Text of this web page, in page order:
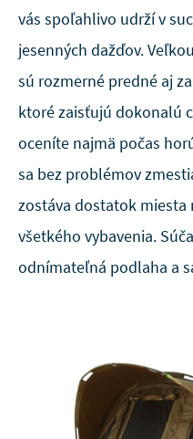
vás spoľahlivo udrží v
jesenných dažďov.
sú rozmerné predné aj
ktoré zaisťujú dokonalú
oceníte najmä počas
sa bez problémov
zostáva dostatok miesta
všetkého vybavenia.
odnímateľná podlaha a